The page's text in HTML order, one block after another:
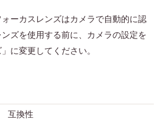
ーカスレンズはカメラで自動的に認
ズを使用する前に、カメラの設定を
に変更してください。
互換性